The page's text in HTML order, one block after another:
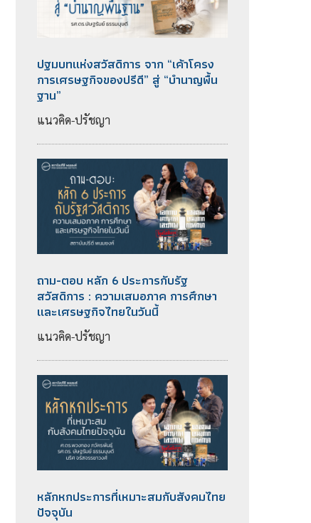
ปฐมบทแห่งสวัสดิการ จาก “เค้าโครง
การเศรษฐกิจของปรีดี” สู่ “บำนาญพื้น
ฐาน”
แนวคิด-ปรัชญา
ถาม-ตอบ หลัก 6 ประการกับรัฐ
สวัสดิการ : ความเสมอภาค การศึกษา
และเศรษฐกิจไทยในวันนี้
แนวคิด-ปรัชญา
หลักหกประการที่เหมาะสมกับสังคมไทย
ปัจจุบัน